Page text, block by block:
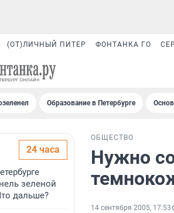
(ОТ)ЛИЧНЫЙ ПИТЕР ФОНТАНКА ГО
Образование в Петербурге
24 часа
зеленой
дальше?
ОБЩЕСТВО
Нужно
14 сентября 2005, 17:53